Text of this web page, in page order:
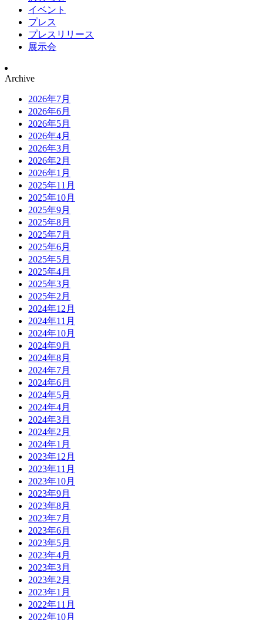
イベント
プレス
プレスリリース
展示会
Archive
2026年7月
2026年6月
2026年5月
2026年4月
2026年3月
2026年2月
2026年1月
2025年11月
2025年10月
2025年9月
2025年8月
2025年7月
2025年6月
2025年5月
2025年4月
2025年3月
2025年2月
2024年12月
2024年11月
2024年10月
2024年9月
2024年8月
2024年7月
2024年6月
2024年5月
2024年4月
2024年3月
2024年2月
2024年1月
2023年12月
2023年11月
2023年10月
2023年9月
2023年8月
2023年7月
2023年6月
2023年5月
2023年4月
2023年3月
2023年2月
2023年1月
2022年11月
2022年10月